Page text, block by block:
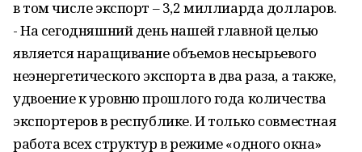
в том числе экспорт – 3,2 миллиарда долларов.
- На сегодняшний день нашей главной целью
является наращивание объемов несырьевого
неэнергетического экспорта в два раза, а также,
удвоение к уровню прошлого года количества
экспортеров в республике. И только совместная
работа всех структур в режиме «одного окна»